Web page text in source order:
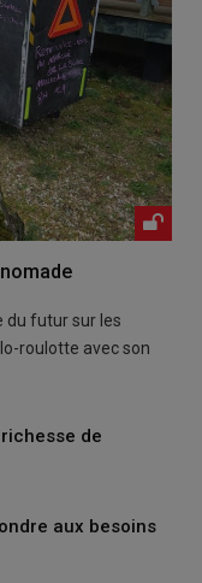
du futur sur les
roulotte avec son
de
aux besoins